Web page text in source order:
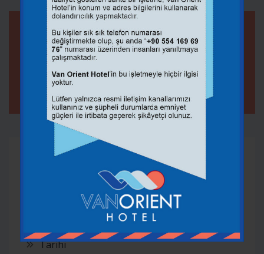
Burada Ara
Kategori
Gezilmesi Gereken Yerler
Tarihi